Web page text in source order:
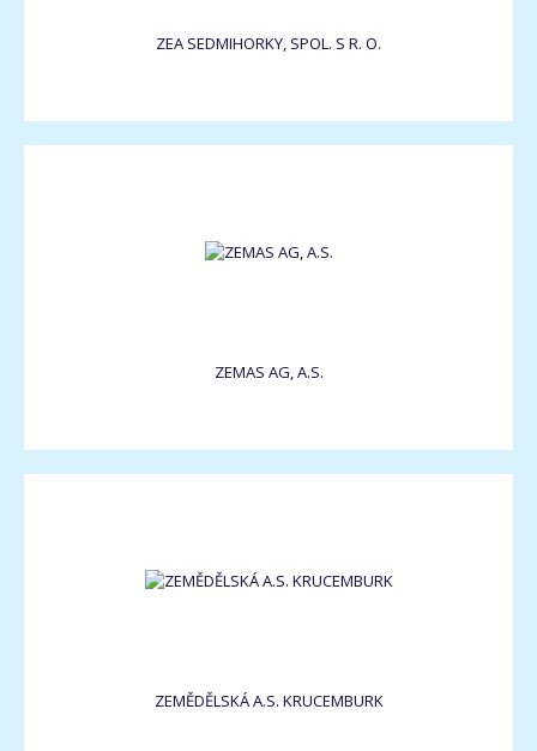
ZEA SEDMIHORKY, SPOL. S R. O.
ZEMAS AG, A.S.
ZEMĚDĚLSKÁ A.S. KRUCEMBURK